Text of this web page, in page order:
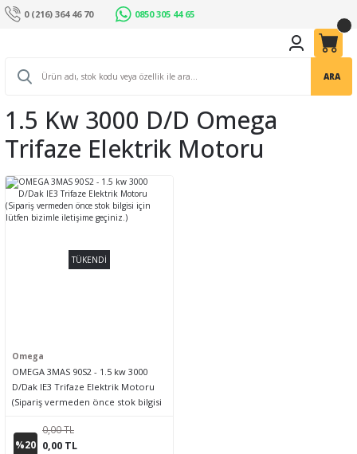
0 (216) 364 46 70 0850 305 44 65
ARA
1.5 Kw 3000 D/d Omega
Trifaze Elektrik Motoru
TÜKENDİ
Omega
OMEGA 3MAS 90S2 - 1.5 kw 3000
D/Dak IE3 Trifaze Elektrik Motoru
(Sipariş vermeden önce stok bilgisi
%20
0,00 TL
0,00 TL